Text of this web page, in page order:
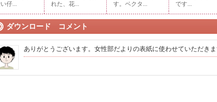
仔...
れた、花...
す。ベクタ...
です...
ダウンロード コメント
ありがとうございます。女性部だよりの表紙に使わせていただきま